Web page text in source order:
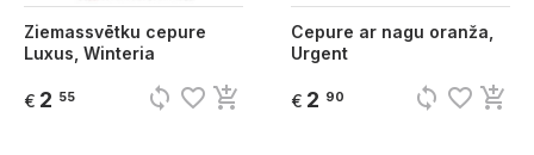
Ziemassvētku cepure
Luxus, Winteria
€ 2 55 sync favorite_border add_shopping_cart
Cepure ar nagu oranža,
Urgent
€ 2 90 sync favorite_border add_shopping_cart